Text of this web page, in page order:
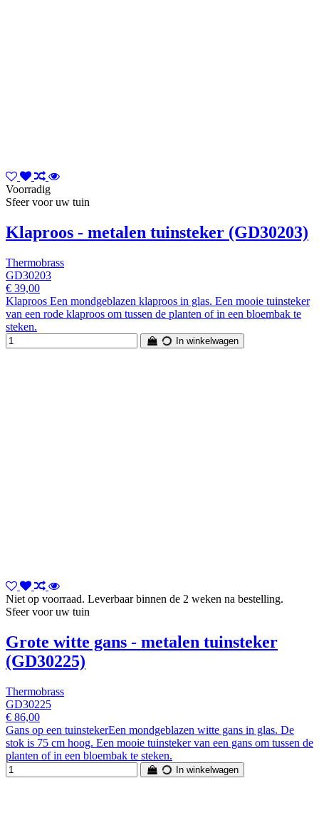
Voorradig
Sfeer voor uw tuin
Klaproos - metalen tuinsteker (GD30203)
Thermobrass
GD30203
€ 39,00
Klaproos Een mondgeblazen klaproos in glas. Een mooie tuinsteker
van een rode klaproos om tussen de planten of in een bloembak te
steken.
In winkelwagen
Niet op voorraad. Leverbaar binnen de 2 weken na bestelling.
Sfeer voor uw tuin
Grote witte gans - metalen tuinsteker
(GD30225)
Thermobrass
GD30225
€ 86,00
Gans op een tuinstekerEen mondgeblazen witte gans in glas. De
stok is 75 cm hoog. Een mooie tuinsteker van een gans om tussen de
planten of in een bloembak te steken.
In winkelwagen